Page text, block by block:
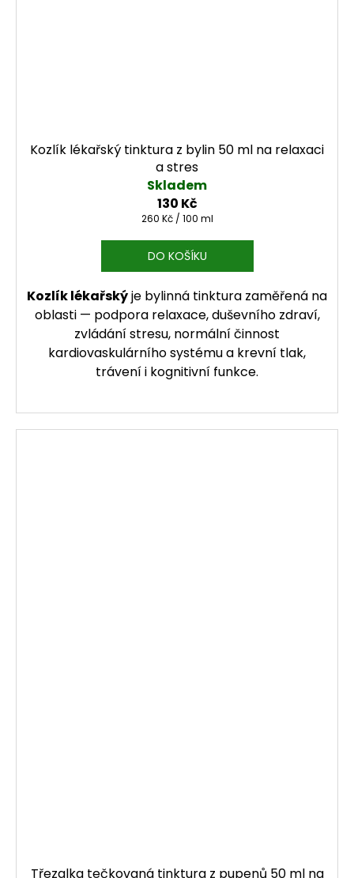
Kozlík lékařský tinktura z bylin 50 ml na relaxaci
a stres
Skladem
130 Kč
Měrná cena:
260 Kč / 100 ml
DO KOŠÍKU
Kozlík lékařskýje bylinná tinktura zaměřená na
oblasti — podpora relaxace, duševního zdraví,
zvládání stresu, normální činnost
kardiovaskulárního systému a krevní tlak,
trávení i kognitivní funkce.
Třezalka tečkovaná tinktura z pupenů 50 ml na